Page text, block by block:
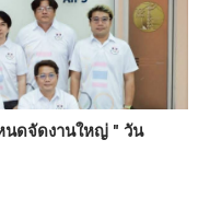
นดจัดงานใหญ่ " วัน